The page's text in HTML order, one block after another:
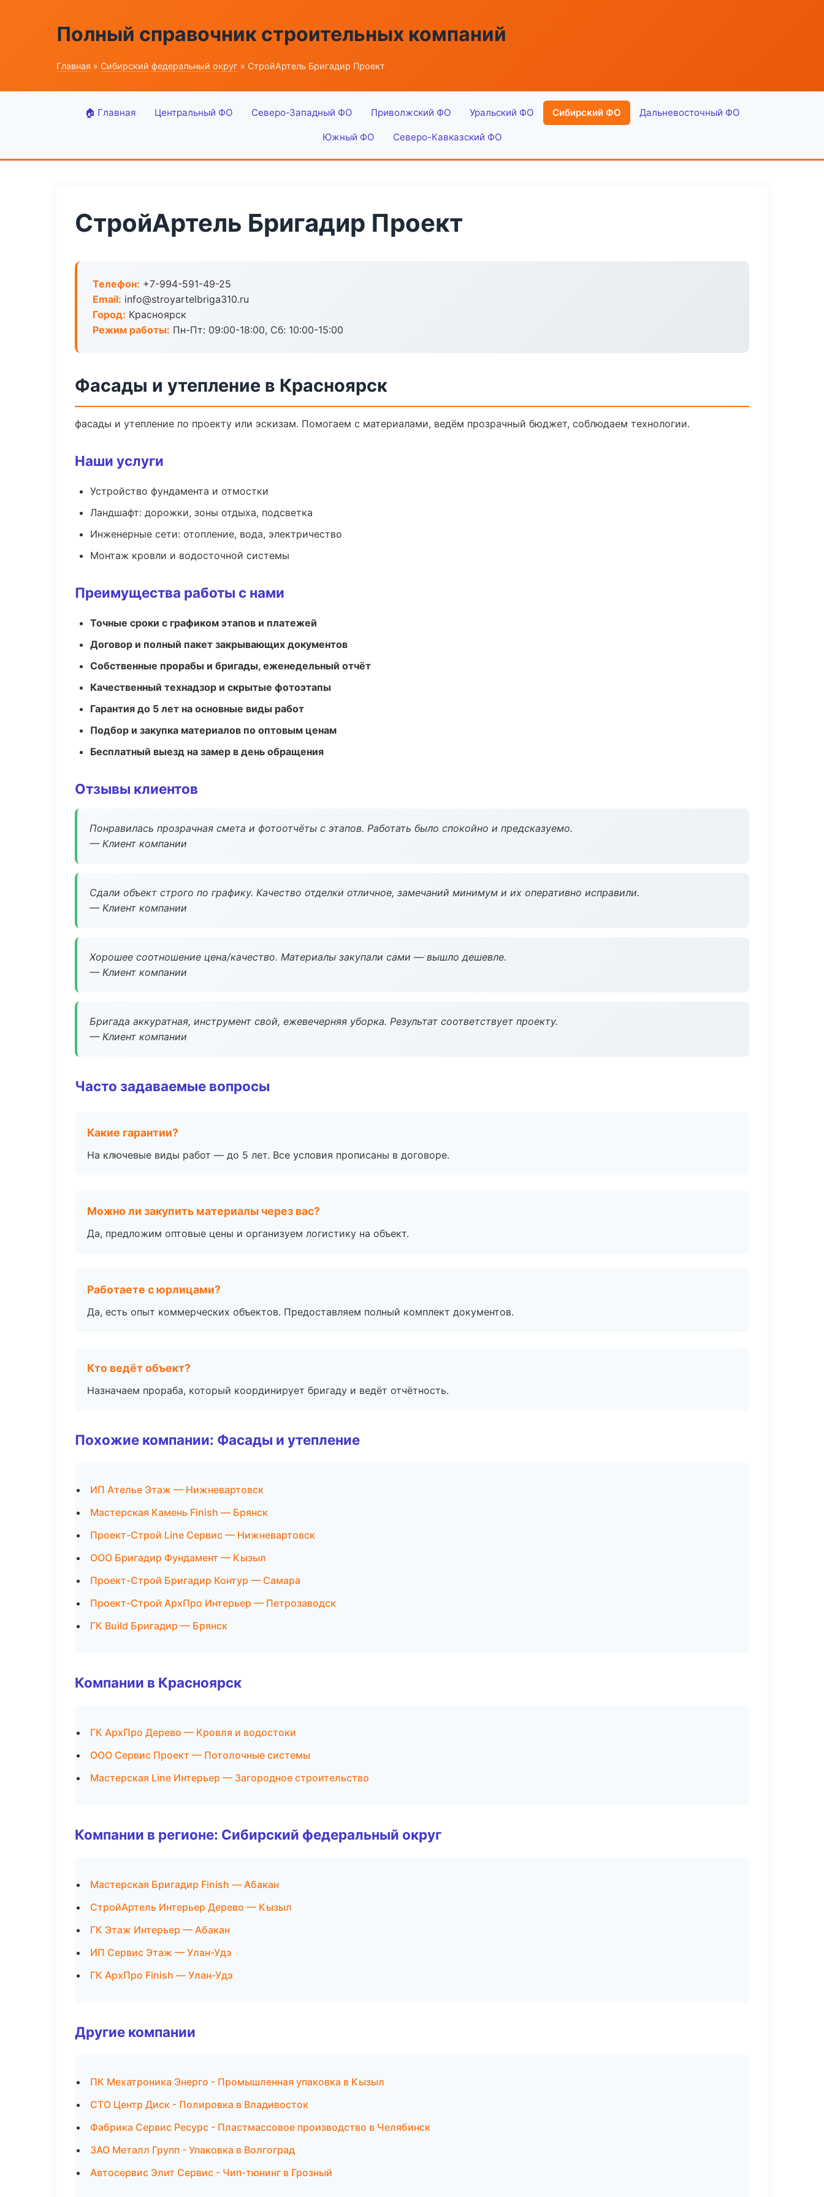
Полный справочник строительных компаний
Главная » Сибирский федеральный округ » СтройАртель Бригадир Проект
🏠 Главная Центральный ФО Северо-Западный ФО Приволжский ФО Уральский ФО Сибирский ФО Дальневосточный ФО
Южный ФО Северо-Кавказский ФО
СтройАртель Бригадир Проект
Телефон: +7-994-591-49-25
Email: info@stroyartelbriga310.ru
Город: Красноярск
Режим работы: Пн-Пт: 09:00-18:00, Сб: 10:00-15:00
Фасады и утепление в Красноярск
фасады и утепление по проекту или эскизам. Помогаем с материалами, ведём прозрачный бюджет, соблюдаем технологии.
Наши услуги
Устройство фундамента и отмостки
Ландшафт: дорожки, зоны отдыха, подсветка
Инженерные сети: отопление, вода, электричество
Монтаж кровли и водосточной системы
Преимущества работы с нами
Точные сроки с графиком этапов и платежей
Договор и полный пакет закрывающих документов
Собственные прорабы и бригады, еженедельный отчёт
Качественный технадзор и скрытые фотоэтапы
Гарантия до 5 лет на основные виды работ
Подбор и закупка материалов по оптовым ценам
Бесплатный выезд на замер в день обращения
Отзывы клиентов
Понравилась прозрачная смета и фотоотчёты с этапов. Работать было спокойно и предсказуемо.
— Клиент компании
Сдали объект строго по графику. Качество отделки отличное, замечаний минимум и их оперативно исправили.
— Клиент компании
Хорошее соотношение цена/качество. Материалы закупали сами — вышло дешевле.
— Клиент компании
Бригада аккуратная, инструмент свой, ежевечерняя уборка. Результат соответствует проекту.
— Клиент компании
Часто задаваемые вопросы
Какие гарантии?
На ключевые виды работ — до 5 лет. Все условия прописаны в договоре.
Можно ли закупить материалы через вас?
Да, предложим оптовые цены и организуем логистику на объект.
Работаете с юрлицами?
Да, есть опыт коммерческих объектов. Предоставляем полный комплект документов.
Кто ведёт объект?
Назначаем прораба, который координирует бригаду и ведёт отчётность.
Похожие компании: Фасады и утепление
ИП Ателье Этаж — Нижневартовск
Мастерская Камень Finish — Брянск
Проект-Строй Line Сервис — Нижневартовск
ООО Бригадир Фундамент — Кызыл
Проект-Строй Бригадир Контур — Самара
Проект-Строй АрхПро Интерьер — Петрозаводск
ГК Build Бригадир — Брянск
Компании в Красноярск
ГК АрхПро Дерево — Кровля и водостоки
ООО Сервис Проект — Потолочные системы
Мастерская Line Интерьер — Загородное строительство
Компании в регионе: Сибирский федеральный округ
Мастерская Бригадир Finish — Абакан
СтройАртель Интерьер Дерево — Кызыл
ГК Этаж Интерьер — Абакан
ИП Сервис Этаж — Улан-Удэ
ГК АрхПро Finish — Улан-Удэ
Другие компании
ПК Мехатроника Энерго - Промышленная упаковка в Кызыл
СТО Центр Диск - Полировка в Владивосток
Фабрика Сервис Ресурс - Пластмассовое производство в Челябинск
ЗАО Металл Групп - Упаковка в Волгоград
Автосервис Элит Сервис - Чип-тюнинг в Грозный